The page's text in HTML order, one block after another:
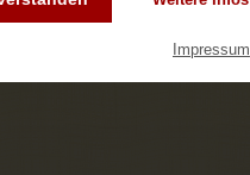
Impressum